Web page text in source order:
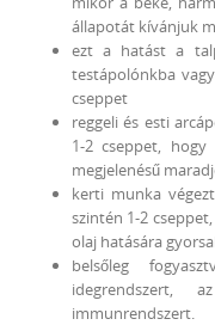
állapotát kívánjuk
ezt a hatást a
testápolónkba
cseppet
reggeli és esti
1-2 cseppet, hogy
megjelenésű
kerti munka
szintén 1-2
olaj hatására
belsőleg
idegrendszert,
immunrendszert.